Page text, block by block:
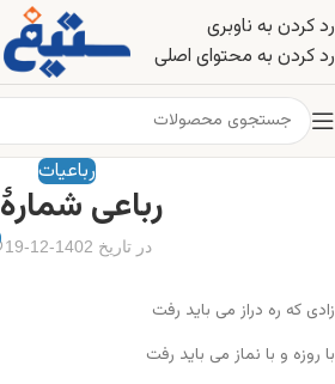
رد کردن به ناوبری
رد کردن به محتوای اصلی
رباعیات
رباعی شمارهٔ ۱۱
در تاریخ 1402-12-19
زادی که ره دراز می باید رفت
با روزه و با نماز می باید رفت